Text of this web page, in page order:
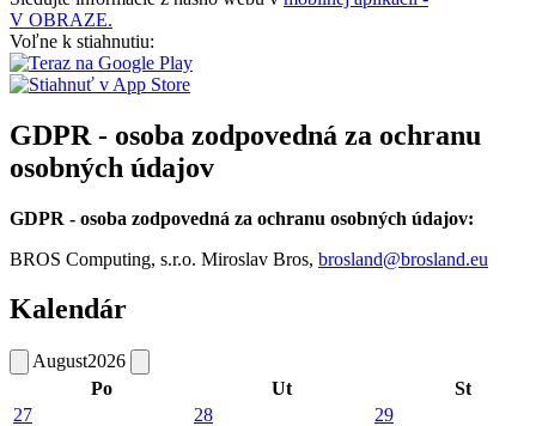
V OBRAZE.
Voľne k stiahnutiu:
GDPR - osoba zodpovedná za ochranu
osobných údajov
GDPR - osoba zodpovedná za ochranu osobných údajov:
BROS Computing, s.r.o. Miroslav Bros, brosland@brosland.eu
Kalendár
August2026
Po
Ut
St
27
28
29